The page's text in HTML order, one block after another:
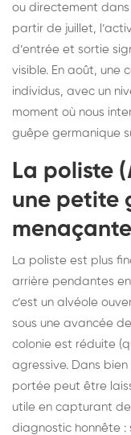
ou directement dans
partir de juillet,
d’entrée et sortie
visible. En août, une
individus, avec un
moment où nous
guêpe germanique
La poliste (
une petite
menaçante
La poliste est plus
arrière pendantes
c’est un alvéole
sous une avancée
colonie est réduite
agressive. Dans
portée peut être
utile en capturant
diagnostic honnête :